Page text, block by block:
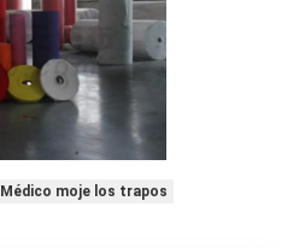
Médico moje los trapos